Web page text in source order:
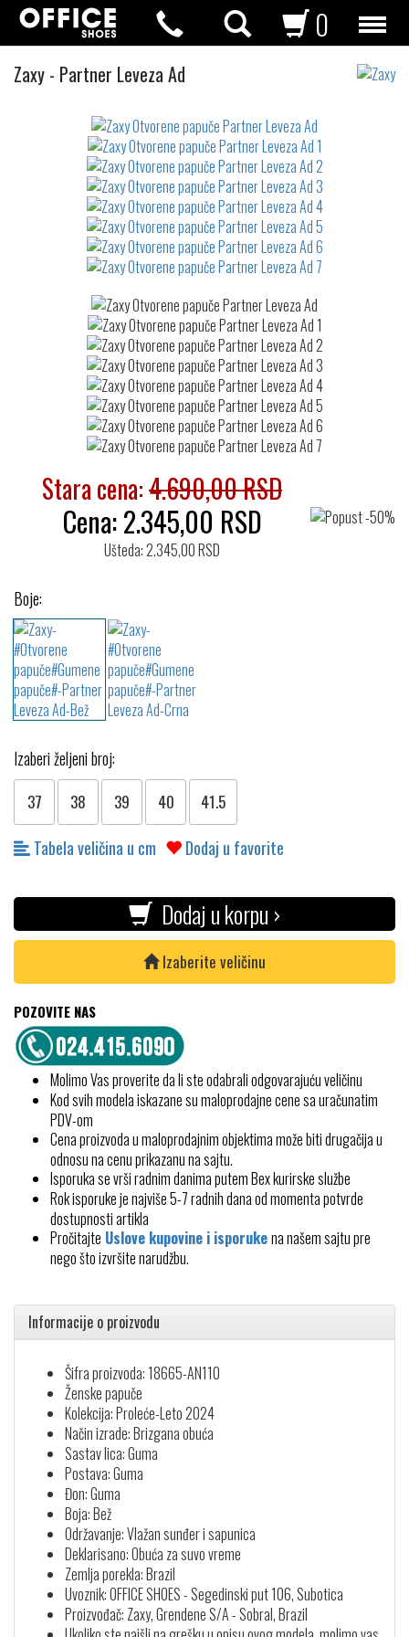
0
Zaxy Otvorene
- Partner Leveza Ad
waterrepellent
Stara cena:4.690,00 RSD
Cena:2.345,00 RSD
Ušteda: 2.345,00 RSD
Boje:
Izaberi željeni broj:
37 38 39 40 41.5
Tabela veličina u cm Dodaj u favorite
Dodaj u korpu ›
Izaberite veličinu
POZOVITE NAS
Molimo Vas proverite da li ste odabrali odgovarajuću veličinu
Kod svih modela iskazane su maloprodajne cene sa uračunatim
PDV-om
Cena proizvoda u maloprodajnim objektima može biti drugačija u
odnosu na cenu prikazanu na sajtu.
Isporuka se vrši radnim danima putem Bex kurirske službe
Rok isporuke je najviše 5-7 radnih dana od momenta potvrde
dostupnosti artikla
Pročitajte Uslove kupovine i isporukena našem sajtu pre
nego što izvršite narudžbu.
Informacije o proizvodu
Šifra proizvoda: 18665-AN110
Ženske papuče
Kolekcija: Proleće-Leto 2024
Način izrade: Brizgana obuća
Sastav lica: Guma
Postava: Guma
Đon: Guma
Boja: Bež
Održavanje: Vlažan sunđer i sapunica
Deklarisano: Obuća za suvo vreme
Zemlja porekla: Brazil
Uvoznik: OFFICE SHOES - Segedinski put 106, Subotica
Proizvođač: Zaxy, Grendene S/A - Sobral, Brazil